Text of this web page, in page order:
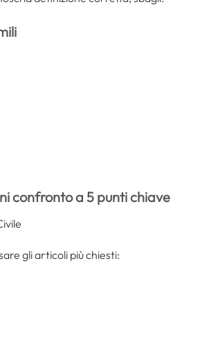
confronto a 5 punti chiave
gli articoli più chiesti: